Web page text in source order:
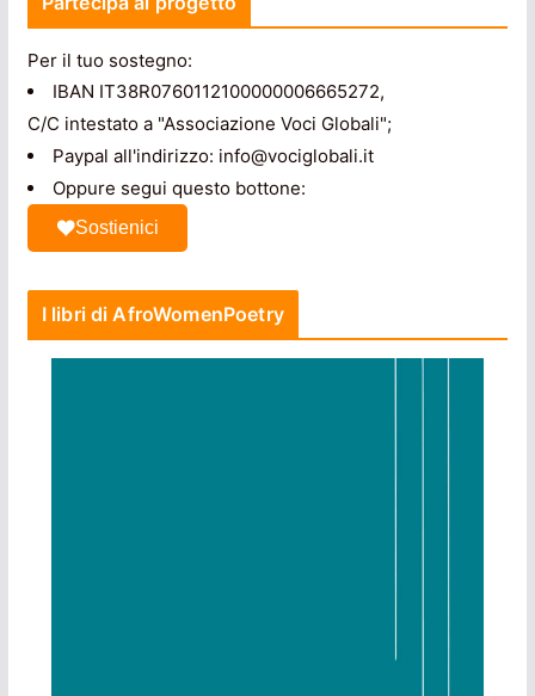
Per il tuo sostegno:
IBAN IT38R0760112100000006665272,
C/C intestato a "Associazione Voci Globali";
Paypal all'indirizzo: info@vociglobali.it
Oppure segui questo bottone:
Sostienici
I libri di AfroWomenPoetry